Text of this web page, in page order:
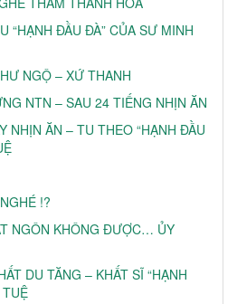
“HẠNH ĐẦU ĐÀ” CỦA SƯ MINH
NGỘ – XỨ THANH
NTN – SAU 24 TIẾNG NHỊN ĂN
NHỊN ĂN – TU THEO “HẠNH ĐẦU
!?
NGÔN KHÔNG ĐƯỢC… ỦY
DU TĂNG – KHẤT SĨ “HẠNH